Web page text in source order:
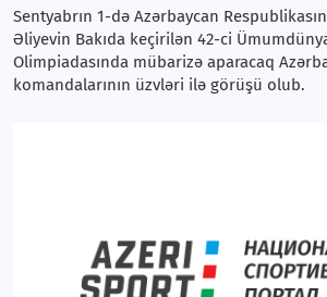
Sentyabrın 1-də Azərbaycan
Əliyevin Bakıda keçirilən 42-ci
Olimpiadasında mübarizə aparacaq
komandalarının üzvləri ilə görüşü olub.